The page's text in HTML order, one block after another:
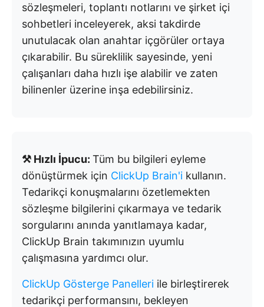
sözleşmeleri, toplantı notlarını ve şirket içi
sohbetleri inceleyerek, aksi takdirde
unutulacak olan anahtar içgörüler ortaya
çıkarabilir. Bu süreklilik sayesinde, yeni
çalışanları daha hızlı işe alabilir ve zaten
bilinenler üzerine inşa edebilirsiniz.
⚒️ Hızlı İpucu: Tüm bu bilgileri eyleme
dönüştürmek için ClickUp Brain'i kullanın.
Tedarikçi konuşmalarını özetlemekten
sözleşme bilgilerini çıkarmaya ve tedarik
sorgularını anında yanıtlamaya kadar,
ClickUp Brain takımınızın uyumlu
çalışmasına yardımcı olur.
ClickUp Gösterge Panelleri ile birleştirerek
tedarikçi performansını, bekleyen